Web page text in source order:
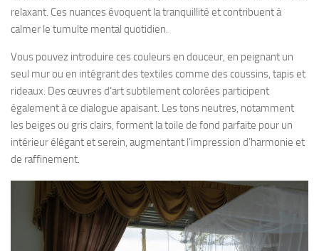
relaxant. Ces nuances évoquent la tranquillité et contribuent à
calmer le tumulte mental quotidien.
Vous pouvez introduire ces couleurs en douceur, en peignant un
seul mur ou en intégrant des textiles comme des coussins, tapis et
rideaux. Des œuvres d’art subtilement colorées participent
également à ce dialogue apaisant. Les tons neutres, notamment
les beiges ou gris clairs, forment la toile de fond parfaite pour un
intérieur élégant et serein, augmentant l’impression d’harmonie et
de raffinement.